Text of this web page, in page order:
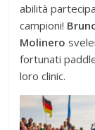
abilità
campioni!
Molinero
fortunati
loro clinic.